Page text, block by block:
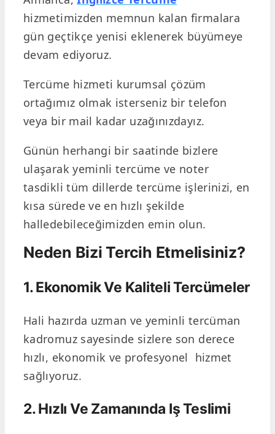
hizmetimizden memnun kalan firmalara
gün geçtikçe yenisi eklenerek büyümeye
devam ediyoruz.
Tercüme hizmeti kurumsal çözüm
ortağımız olmak isterseniz bir telefon
veya bir mail kadar uzağınızdayız.
Günün herhangi bir saatinde bizlere
ulaşarak yeminli tercüme ve noter
tasdikli tüm dillerde tercüme işlerinizi, en
kısa sürede ve en hızlı şekilde
halledebileceğimizden emin olun.
Neden Bizi Tercih Etmelisiniz?
1. Ekonomik Ve Kaliteli Tercümeler
Hali hazırda uzman ve yeminli tercüman
kadromuz sayesinde sizlere son derece
hızlı, ekonomik ve profesyonel hizmet
sağlıyoruz.
2. Hızlı Ve Zamanında Iş Teslimi